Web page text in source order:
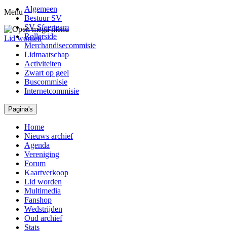
Menu
Lid worden
Algemeen
Bestuur SV
SV Sfeerteam
Rollerside
Merchandisecommisie
Lidmaatschap
Activiteiten
Zwart op geel
Buscommisie
Internetcommisie
Pagina's
Home
Nieuws archief
Agenda
Vereniging
Forum
Kaartverkoop
Lid worden
Multimedia
Fanshop
Wedstrijden
Oud archief
Stats